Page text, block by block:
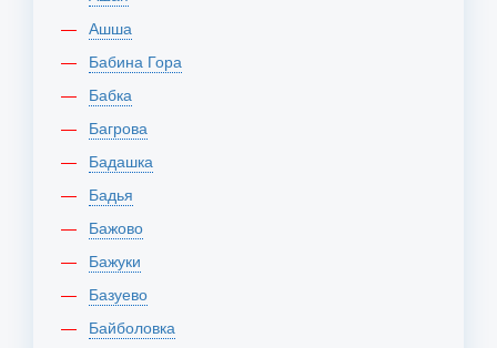
Ашша
Бабина Гора
Бабка
Багрова
Бадашка
Бадья
Бажово
Бажуки
Базуево
Байболовка